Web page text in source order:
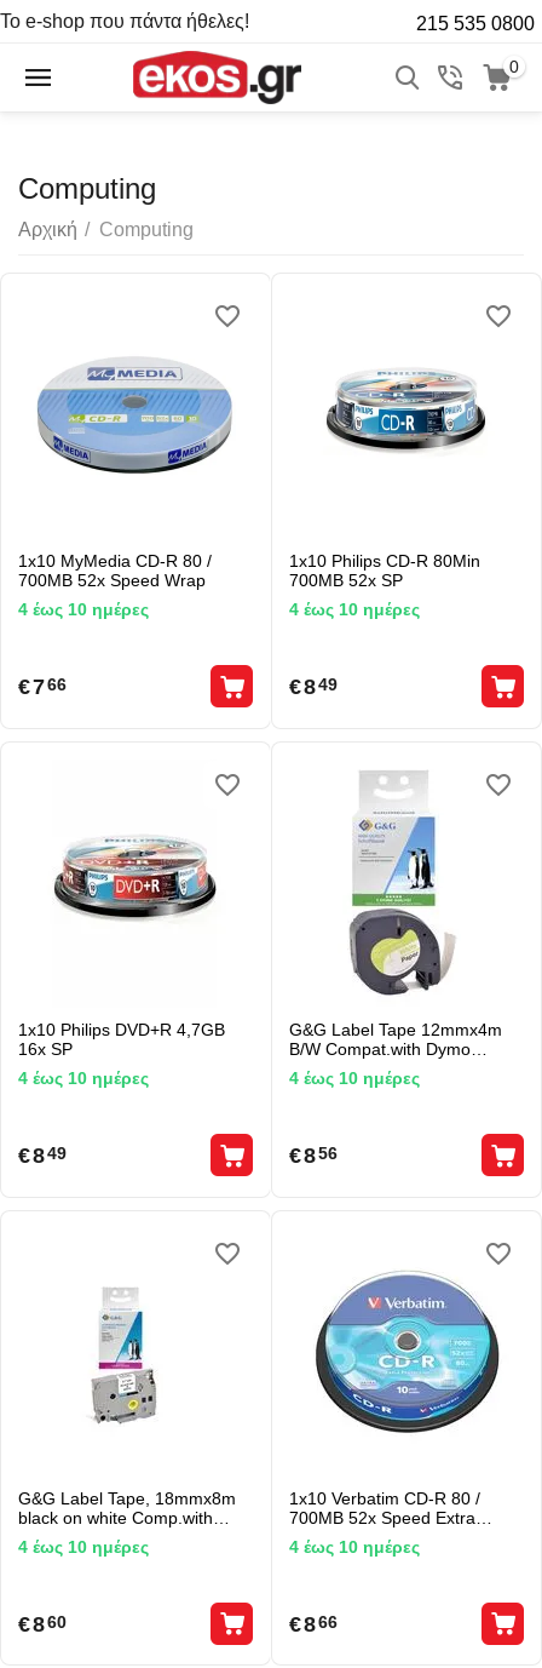
Το e-shop που πάντα ήθελες! 215 535 0800
0
Computing
Αρχική / Computing
1x10 MyMedia CD-R 80 /
700MB 52x Speed Wrap
4 έως 10 ημέρες
€7 66
1x10 Philips CD-R 80Min
700MB 52x SP
4 έως 10 ημέρες
€8 49
1x10 Philips DVD+R 4,7GB
16x SP
4 έως 10 ημέρες
€8 49
G&G Label Tape 12mmx4m
B/W Compat.with Dymo
S0721520/ 91220
4 έως 10 ημέρες
€8 56
G&G Label Tape, 18mmx8m
black on white Comp.with
Brother TZe-241
4 έως 10 ημέρες
€8 60
1x10 Verbatim CD-R 80 /
700MB 52x Speed Extra
Protection CB
4 έως 10 ημέρες
€8 66